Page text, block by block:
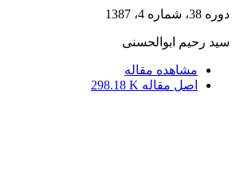
دوره 38، شماره 4، 1387
سید رحیم ابوالحسنی
مشاهده مقاله
اصل مقاله 298.18 K